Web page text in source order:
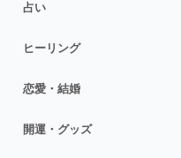
占い
ヒーリング
恋愛・結婚
開運・グッズ